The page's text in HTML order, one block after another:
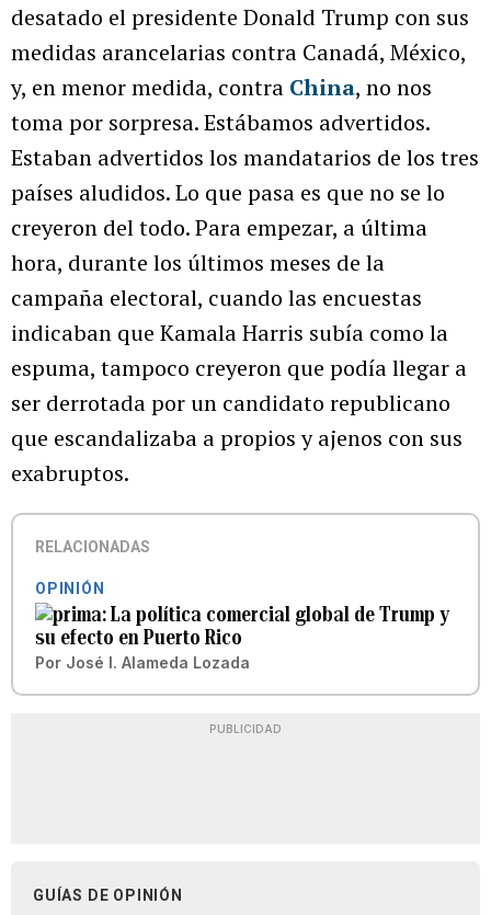
desatado el presidente Donald Trump con sus
medidas arancelarias contra Canadá, México,
y, en menor medida, contra China, no nos
toma por sorpresa. Estábamos advertidos.
Estaban advertidos los mandatarios de los tres
países aludidos. Lo que pasa es que no se lo
creyeron del todo. Para empezar, a última
hora, durante los últimos meses de la
campaña electoral, cuando las encuestas
indicaban que Kamala Harris subía como la
espuma, tampoco creyeron que podía llegar a
ser derrotada por un candidato republicano
que escandalizaba a propios y ajenos con sus
exabruptos.
RELACIONADAS
OPINIÓN
La política comercial global de Trump y
su efecto en Puerto Rico
Por José I. Alameda Lozada
PUBLICIDAD
GUÍAS DE OPINIÓN